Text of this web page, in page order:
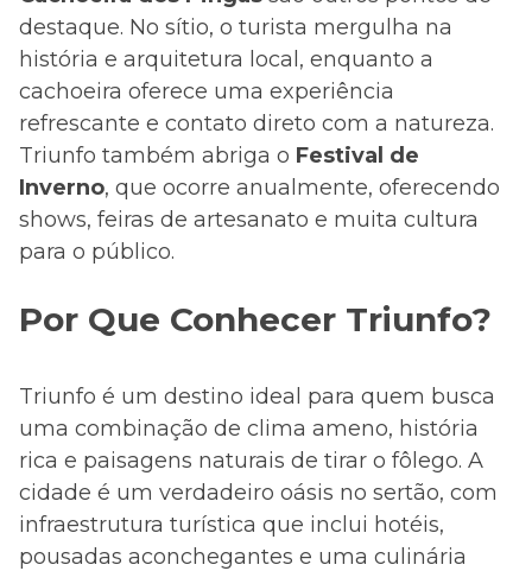
destaque. No sítio, o turista mergulha na
história e arquitetura local, enquanto a
cachoeira oferece uma experiência
refrescante e contato direto com a natureza.
Triunfo também abriga o Festival de
Inverno, que ocorre anualmente, oferecendo
shows, feiras de artesanato e muita cultura
para o público.
Por Que Conhecer Triunfo?
Triunfo é um destino ideal para quem busca
uma combinação de clima ameno, história
rica e paisagens naturais de tirar o fôlego. A
cidade é um verdadeiro oásis no sertão, com
infraestrutura turística que inclui hotéis,
pousadas aconchegantes e uma culinária